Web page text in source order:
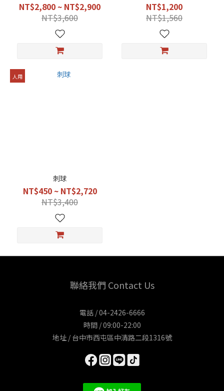
NT$2,800 ~ NT$2,900
NT$3,600
NT$1,200
NT$1,560
人用
刺球
NT$450 ~ NT$2,720
NT$3,400
聯絡我們 Contact Us
電話 / 04-2426-6666
時間 / 09:00-22:00
地址 / 台中市西屯區中清路二段1316號